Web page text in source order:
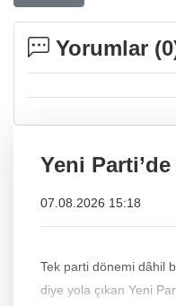
Yorumlar (0
Yeni
07.08.2026 15:18
Tek parti dönemi dâhil
diye yola çıkan Yeni